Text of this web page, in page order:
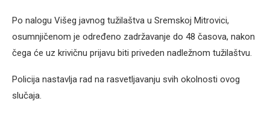
Po nalogu Višeg javnog tužilaštva u Sremskoj Mitrovici,
osumnjičenom je određeno zadržavanje do 48 časova, nakon
čega će uz krivičnu prijavu biti priveden nadležnom tužilaštvu.
Policija nastavlja rad na rasvetljavanju svih okolnosti ovog
slučaja.